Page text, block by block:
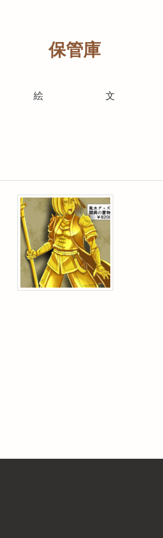
保管庫
絵 文